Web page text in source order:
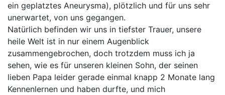
ein geplatztes Aneurysma), plötzlich und für uns sehr
unerwartet, von uns gegangen.
Natürlich befinden wir uns in tiefster Trauer, unsere
heile Welt ist in nur einem Augenblick
zusammengebrochen, doch trotzdem muss ich ja
sehen, wie es für unseren kleinen Sohn, der seinen
lieben Papa leider gerade einmal knapp 2 Monate lang
Kennenlernen und haben durfte, und mich